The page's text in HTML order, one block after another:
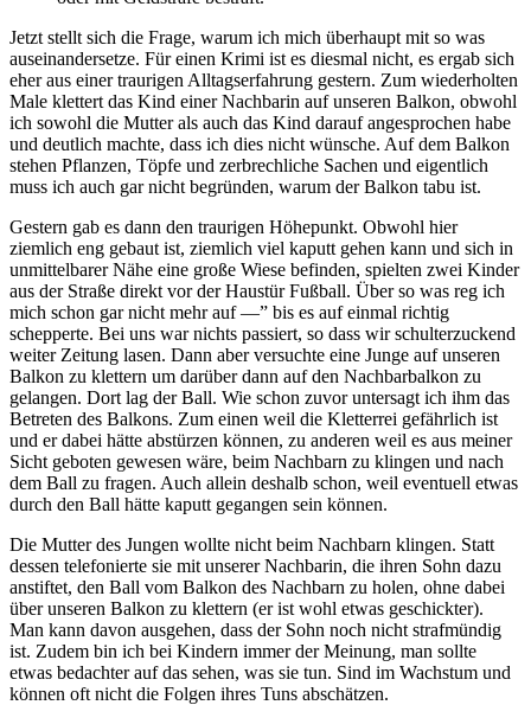
Jetzt stellt sich die Frage, warum ich mich überhaupt mit so was
auseinandersetze. Für einen Krimi ist es diesmal nicht, es ergab sich
eher aus einer traurigen Alltagserfahrung gestern. Zum wiederholten
Male klettert das Kind einer Nachbarin auf unseren Balkon, obwohl
ich sowohl die Mutter als auch das Kind darauf angesprochen habe
und deutlich machte, dass ich dies nicht wünsche. Auf dem Balkon
stehen Pflanzen, Töpfe und zerbrechliche Sachen und eigentlich
muss ich auch gar nicht begründen, warum der Balkon tabu ist.
Gestern gab es dann den traurigen Höhepunkt. Obwohl hier
ziemlich eng gebaut ist, ziemlich viel kaputt gehen kann und sich in
unmittelbarer Nähe eine große Wiese befinden, spielten zwei Kinder
aus der Straße direkt vor der Haustür Fußball. Über so was reg ich
mich schon gar nicht mehr auf —” bis es auf einmal richtig
schepperte. Bei uns war nichts passiert, so dass wir schulterzuckend
weiter Zeitung lasen. Dann aber versuchte eine Junge auf unseren
Balkon zu klettern um darüber dann auf den Nachbarbalkon zu
gelangen. Dort lag der Ball. Wie schon zuvor untersagt ich ihm das
Betreten des Balkons. Zum einen weil die Kletterrei gefährlich ist
und er dabei hätte abstürzen können, zu anderen weil es aus meiner
Sicht geboten gewesen wäre, beim Nachbarn zu klingen und nach
dem Ball zu fragen. Auch allein deshalb schon, weil eventuell etwas
durch den Ball hätte kaputt gegangen sein können.
Die Mutter des Jungen wollte nicht beim Nachbarn klingen. Statt
dessen telefonierte sie mit unserer Nachbarin, die ihren Sohn dazu
anstiftet, den Ball vom Balkon des Nachbarn zu holen, ohne dabei
über unseren Balkon zu klettern (er ist wohl etwas geschickter).
Man kann davon ausgehen, dass der Sohn noch nicht strafmündig
ist. Zudem bin ich bei Kindern immer der Meinung, man sollte
etwas bedachter auf das sehen, was sie tun. Sind im Wachstum und
können oft nicht die Folgen ihres Tuns abschätzen.